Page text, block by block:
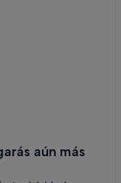
aún más